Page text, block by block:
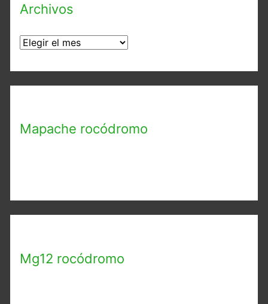
Archivos
A
v
Mapache rocódromo
Mg12 rocódromo